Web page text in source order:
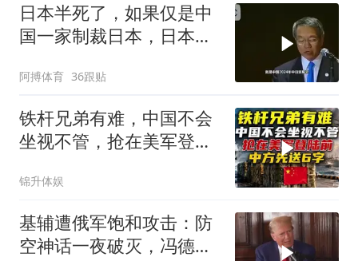
日本半死了，如果仅是中
国一家制裁日本，日本可
阿搏体育 36跟贴
铁杆兄弟有难，中国不会
坐视不管，抢在美军登陆
锦升体娱
基辅遭俄军饱和攻击：防
空神话一夜破灭，冯德莱